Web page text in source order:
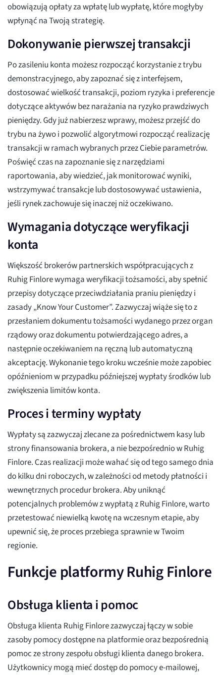
obowiązują opłaty za wpłatę lub wypłatę, które mogłyby
wpłynąć na Twoją strategię.
Dokonywanie pierwszej transakcji
Po zasileniu konta możesz rozpocząć korzystanie z trybu
demonstracyjnego, aby zapoznać się z interfejsem,
dostosować wielkość transakcji, poziom ryzyka i preferencje
dotyczące aktywów bez narażania na ryzyko prawdziwych
pieniędzy. Gdy już nabierzesz wprawy, możesz przejść do
trybu na żywo i pozwolić algorytmowi rozpocząć realizację
transakcji w ramach wybranych przez Ciebie parametrów.
Poświęć czas na zapoznanie się z narzędziami
raportowania, aby wiedzieć, jak monitorować wyniki,
wstrzymywać transakcje lub dostosowywać ustawienia,
jeśli rynek zachowuje się inaczej niż oczekiwano.
Wymagania dotyczące weryfikacji
konta
Większość brokerów partnerskich współpracujących z
Ruhig Finlore wymaga weryfikacji tożsamości, aby spełnić
przepisy dotyczące przeciwdziałania praniu pieniędzy i
zasady „Know Your Customer”. Zazwyczaj wiąże się to z
przesłaniem dokumentu tożsamości wydanego przez organ
rządowy oraz dokumentu potwierdzającego adres, a
następnie oczekiwaniem na ręczną lub automatyczną
akceptację. Wykonanie tego kroku wcześnie może zapobiec
opóźnieniom w przypadku późniejszej wypłaty środków lub
zwiększenia limitów konta.
Proces i terminy wypłaty
Wypłaty są zazwyczaj zlecane za pośrednictwem kasy lub
strony finansowania brokera, a nie bezpośrednio w Ruhig
Finlore. Czas realizacji może wahać się od tego samego dnia
do kilku dni roboczych, w zależności od metody płatności i
wewnętrznych procedur brokera. Aby uniknąć
potencjalnych problemów z wypłatą z Ruhig Finlore, warto
przetestować niewielką kwotę na wczesnym etapie, aby
upewnić się, że proces przebiega sprawnie w Twoim
regionie.
Funkcje platformy Ruhig Finlore
Obsługa klienta i pomoc
Obsługa klienta Ruhig Finlore zazwyczaj łączy w sobie
zasoby pomocy dostępne na platformie oraz bezpośrednią
pomoc ze strony zespołu obsługi klienta danego brokera.
Użytkownicy mogą mieć dostęp do pomocy e-mailowej,